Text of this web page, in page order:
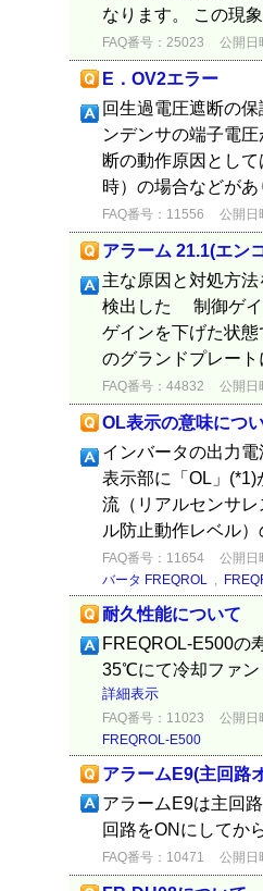
なります。 この現
FAQ番号：25023 公開日
E．OV2エラー
回生過電圧遮断の
ンデンサの端子電
断の動作原因とし
時）の場合などが
FAQ番号：11556 公開日
アラーム 21.1(エン
主な原因と対処方
検出した 制御ゲイ
ゲインを下げた状
のグランドプレー
FAQ番号：44832 公開日
OL表示の意味につ
インバータの出力
表示部に「OL」
流（リアルセンサ
ル防止動作レベル
FAQ番号：11654
公開日
バータ FREQROL ,
耐久性能について
FREQROL-E500の
35℃にて冷却ファン
詳細表示
FAQ番号：11023
公開日
FREQROL-E500
アラームE9(主回路
アラームE9は主回
回路をONにしてか
FAQ番号：10471 公開日